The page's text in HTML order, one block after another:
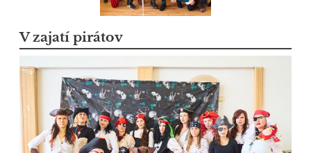
V zajatí pirátov